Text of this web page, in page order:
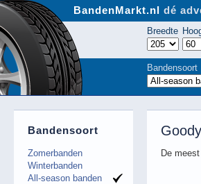
De
Bandensoort
Zomerbanden
Winterbanden
All-season banden
BandenMarkt.nl dé
Breedte
Bandensoort